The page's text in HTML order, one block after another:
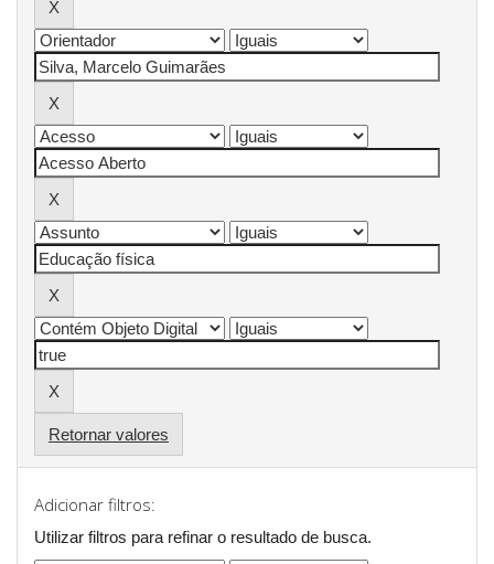
Retornar valores
Adicionar filtros:
Utilizar filtros para refinar o resultado de busca.